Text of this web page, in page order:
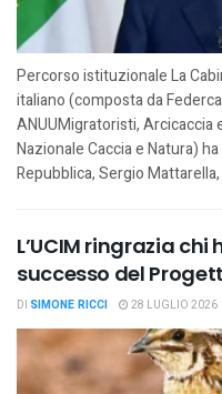
Percorso istituzionale La
italiano (composta da
ANUUMigratoristi, Arcicaccia
Nazionale Caccia e Natura)
Repubblica, Sergio
L’UCIM ringrazia
successo del
DI SIMONE RICCI 28 LUGLIO 2026